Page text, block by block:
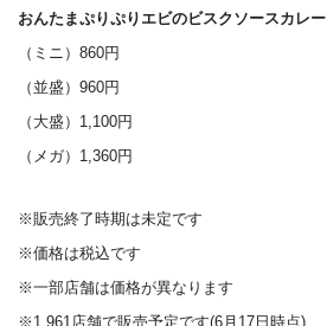
おんたまぷりぷりエビのビスクソースカレー
（ミニ）860円
（並盛）960円
（大盛）1,100円
（メガ）1,360円
※販売終了時期は未定です
※価格は税込です
※一部店舗は価格が異なります
※1,961店舗で販売予定です(6月17日時点)